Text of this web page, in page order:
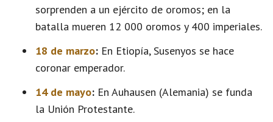
sorprenden a un ejército de oromos; en la
batalla mueren 12 000 oromos y 400 imperiales.
18 de marzo: En Etiopía, Susenyos se hace
coronar emperador.
14 de mayo: En Auhausen (Alemania) se funda
la Unión Protestante.